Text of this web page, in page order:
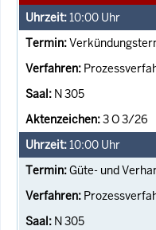
10:00 Uhr
N 305
3 O 3/26
10:00 Uhr
Güte- und
N 305